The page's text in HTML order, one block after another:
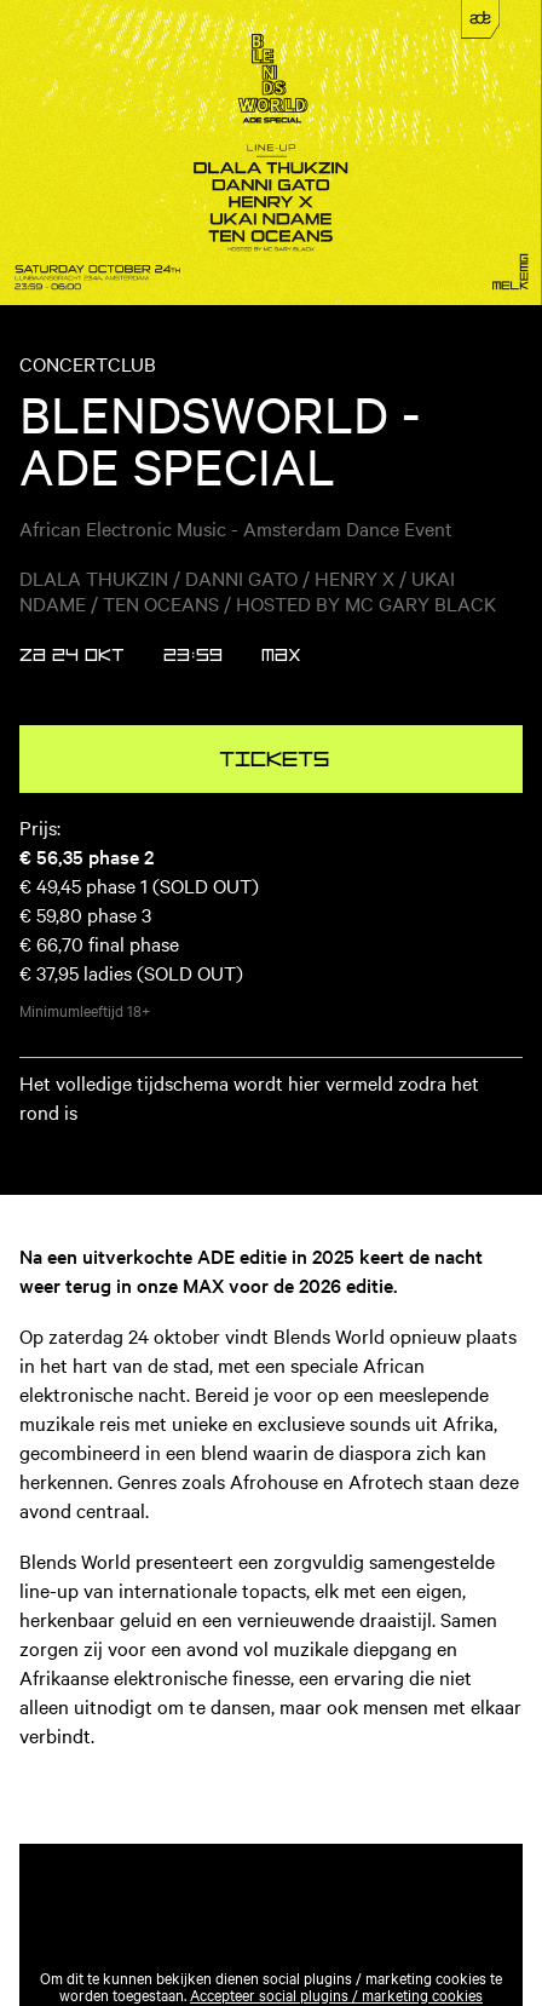
CONCERTCLUB
BLENDSWORLD -
ADE SPECIAL
African Electronic Music - Amsterdam Dance Event
DLALA THUKZIN / DANNI GATO / HENRY X / UKAI
NDAME / TEN OCEANS / HOSTED BY MC GARY BLACK
ZA 24 OKT 23:59 MAX
Tickets
Prijs:
€ 56,35 phase 2
€ 49,45 phase 1 (SOLD OUT)
€ 59,80 phase 3
€ 66,70 final phase
€ 37,95 ladies (SOLD OUT)
Minimumleeftijd 18+
Het volledige tijdschema wordt hier vermeld zodra het
rond is
Na een uitverkochte ADE editie in 2025 keert de nacht
weer terug in onze MAX voor de 2026 editie.
Op zaterdag 24 oktober vindt Blends World opnieuw plaats
in het hart van de stad, met een speciale African
elektronische nacht. Bereid je voor op een meeslepende
muzikale reis met unieke en exclusieve sounds uit Afrika,
gecombineerd in een blend waarin de diaspora zich kan
herkennen. Genres zoals Afrohouse en Afrotech staan deze
avond centraal.
Blends World presenteert een zorgvuldig samengestelde
line-up van internationale topacts, elk met een eigen,
herkenbaar geluid en een vernieuwende draaistijl. Samen
zorgen zij voor een avond vol muzikale diepgang en
Afrikaanse elektronische finesse, een ervaring die niet
alleen uitnodigt om te dansen, maar ook mensen met elkaar
verbindt.
Om dit te kunnen bekijken dienen social plugins / marketing cookies te
worden toegestaan.Accepteer social plugins / marketing cookies